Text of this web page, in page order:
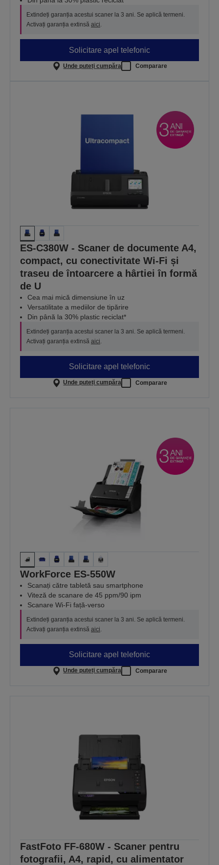
Extindeți garanția acestui scaner la 3 ani. Se aplică termeni.
Activați garanția extinsă aici.
Solicitare apel telefonic
Unde puteți cumpăra Comparare
ES-C380W - Scaner de documente A4,
compact, cu conectivitate Wi-Fi și
traseu de întoarcere a hârtiei în formă
de U
Cea mai mică dimensiune în uz
Versatilitate a mediilor de tipărire
Din până la 30% plastic reciclat*
Extindeți garanția acestui scaner la 3 ani. Se aplică termeni.
Activați garanția extinsă aici
Solicitare apel telefonic
Unde puteți cumpăra Comparare
WorkForce ES-550W
Scanați către tabletă sau smartphone
Viteză de scanare de 45 ppm/90 ipm
Scanare Wi-Fi față-verso
Extindeți garanția acestui scaner la 3 ani. Se aplică termeni.
Activați garanția extinsă aici
Solicitare apel telefonic
Unde puteți cumpăra Comparare
FastFoto FF-680W - Scaner pentru
fotografii, A4, rapid, cu alimentator